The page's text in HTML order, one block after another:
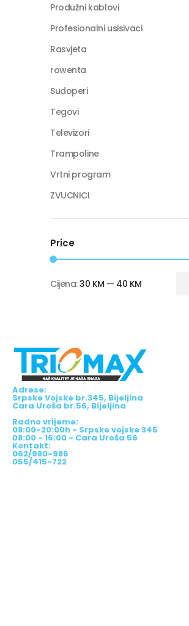
Produžni kablovi
Profesionalni usisivaci
Rasvjeta
rowenta
Sudoperi
Tegovi
Televizori
Trampoline
Vrtni program
ZVUCNICI
Price
Cijena:30 KM — 40 KM
Adrese:
Srpske Vojske br.345, Bijeljina
Cara Uroša br.56, Bijeljina
Radno vrijeme:
08:00-20:00h - Srpske vojske 345
08:00 - 16:00 - Cara Uroša 56
Kontakt:
062/980-986
055/415-722